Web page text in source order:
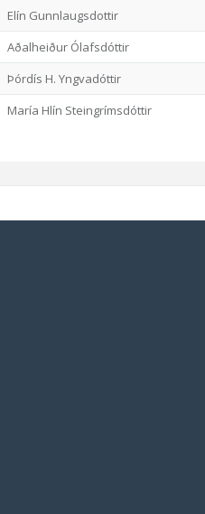
Elín Gunnlaugsdottir
Aðalheiður Ólafsdóttir
Þórdís H. Yngvadóttir
María Hlín Steingrímsdóttir